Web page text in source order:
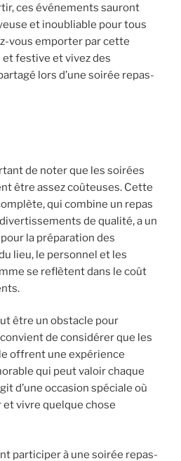
ces événements sauront
et inoubliable pour tous
vous emporter par cette
festive et vivez des
lors d’une soirée repas-
de noter que les soirées
être assez coûteuses. Cette
qui combine un repas
de qualité, a un
la préparation des
lieu, le personnel et les
se reflètent dans le coût
être un obstacle pour
de considérer que les
offrent une expérience
qui peut valoir chaque
d’une occasion spéciale où
et vivre quelque chose
participer à une soirée repas-